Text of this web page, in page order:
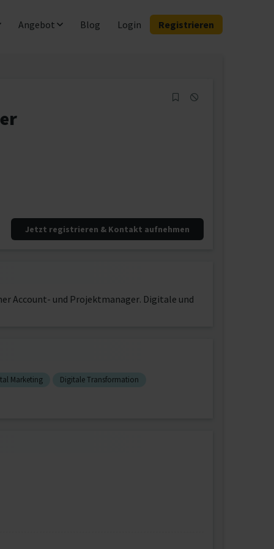
Angebot Blog Login Registrieren
Jetzt registrieren & Kontakt aufnehmen
Account- und Projektmanager. Digitale und
Marketing Digitale Transformation